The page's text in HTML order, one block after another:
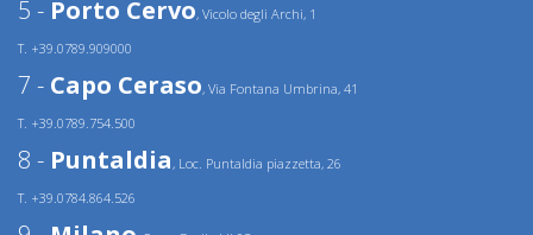
5 - Porto Cervo, Vicolo degli Archi, 1
T. +39.0789.909000
7 - Capo Ceraso, Via Fontana Umbrina, 41
T. +39.0789.754.500
8 - Puntaldia, Loc. Puntaldia piazzetta, 26
T. +39.0784.864.526